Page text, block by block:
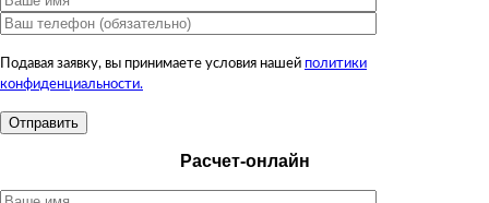
Подавая заявку, вы принимаете условия нашей политики
конфиденциальности.
Расчет-онлайн